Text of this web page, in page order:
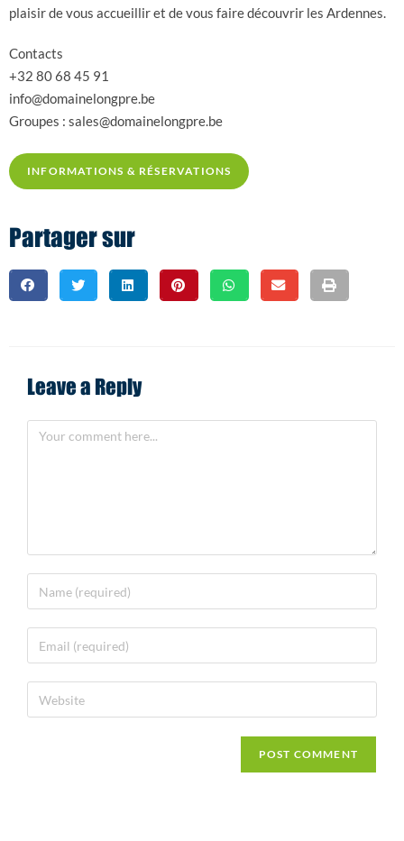
plaisir de vous accueillir et de vous faire découvrir les Ardennes.
Contacts
+32 80 68 45 91
info@domainelongpre.be
Groupes : sales@domainelongpre.be
INFORMATIONS & RÉSERVATIONS
Partager sur
Leave a Reply